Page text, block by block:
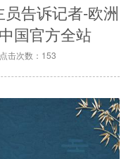
告诉记者-欧洲
国官方全站
击次数：153